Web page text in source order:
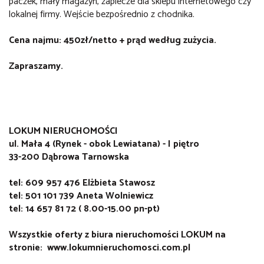
lokalnej firmy. Wejście bezpośrednio z chodnika.
Cena najmu: 450zł/netto + prąd według zużycia.
Zapraszamy.
LOKUM NIERUCHOMOŚCI
ul. Mała 4 (Rynek - obok Lewiatana) - I piętro
33-200 Dąbrowa Tarnowska
tel: 609 957 476 Elżbieta Stawosz
tel: 501 101 739 Aneta Wolniewicz
tel: 14 657 81 72 ( 8.00-15.00 pn-pt)
Wszystkie oferty z biura nieruchomości LOKUM na
stronie: www.lokumnieruchomosci.com.pl